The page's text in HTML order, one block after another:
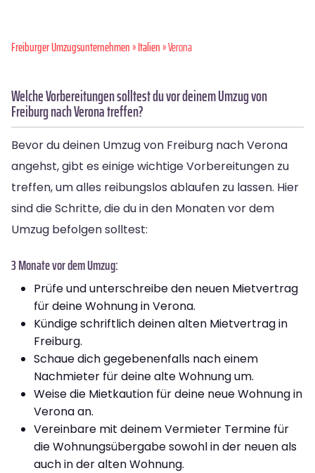
Freiburger Umzugsunternehmen»Italien» Verona
Welche Vorbereitungen solltest du vor deinem Umzug von
Freiburg nach Verona treffen?
Bevor du deinen Umzug von Freiburg nach Verona
angehst, gibt es einige wichtige Vorbereitungen zu
treffen, um alles reibungslos ablaufen zu lassen. Hier
sind die Schritte, die du in den Monaten vor dem
Umzug befolgen solltest:
3 Monate vor dem Umzug:
Prüfe und unterschreibe den neuen Mietvertrag
für deine Wohnung in Verona.
Kündige schriftlich deinen alten Mietvertrag in
Freiburg.
Schaue dich gegebenenfalls nach einem
Nachmieter für deine alte Wohnung um.
Weise die Mietkaution für deine neue Wohnung in
Verona an.
Vereinbare mit deinem Vermieter Termine für
die Wohnungsübergabe sowohl in der neuen als
auch in der alten Wohnung.